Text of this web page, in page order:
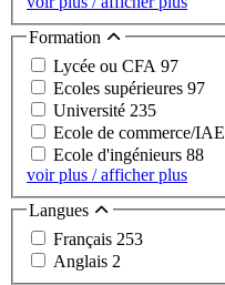
Formation
Lycée ou CFA 97
Ecoles supérieures 97
Université 235
Ecole de commerce/IAE
Ecole d'ingénieurs 88
voir plus / afficher plus
Langues
Français 253
Anglais 2